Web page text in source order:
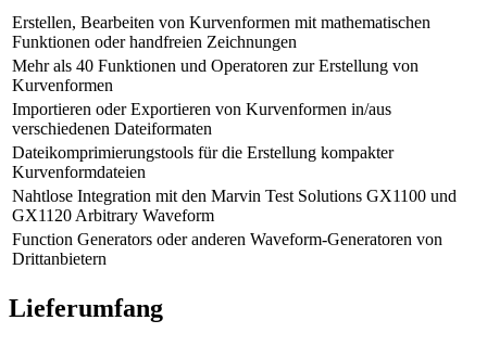
Erstellen, Bearbeiten von Kurvenformen mit mathematischen
Funktionen oder handfreien Zeichnungen
Mehr als 40 Funktionen und Operatoren zur Erstellung von
Kurvenformen
Importieren oder Exportieren von Kurvenformen in/aus
verschiedenen Dateiformaten
Dateikomprimierungstools für die Erstellung kompakter
Kurvenformdateien
Nahtlose Integration mit den Marvin Test Solutions GX1100 und
GX1120 Arbitrary Waveform
Function Generators oder anderen Waveform-Generatoren von
Drittanbietern
Lieferumfang